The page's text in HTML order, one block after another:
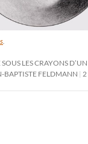
.
SOUS LES CRAYONS
BAPTISTE FELDMANN 2